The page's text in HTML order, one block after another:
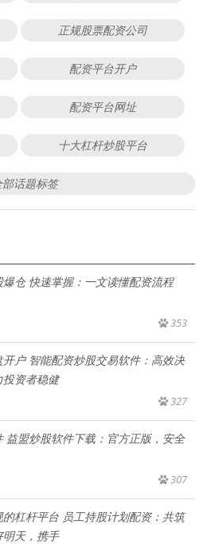
正规股票配资公司
配资平台开户
配资平台网址
十大杠杆炒股平台
部话题标签
爆仓 快速掌握：一文读懂配资流程
353
开户 智能配资炒股交易软件：高效决
投资者稳健
327
益盟炒股软件下载：官方正版，安全
307
的杠杆平台 员工持股计划配资：共筑
明天，携手